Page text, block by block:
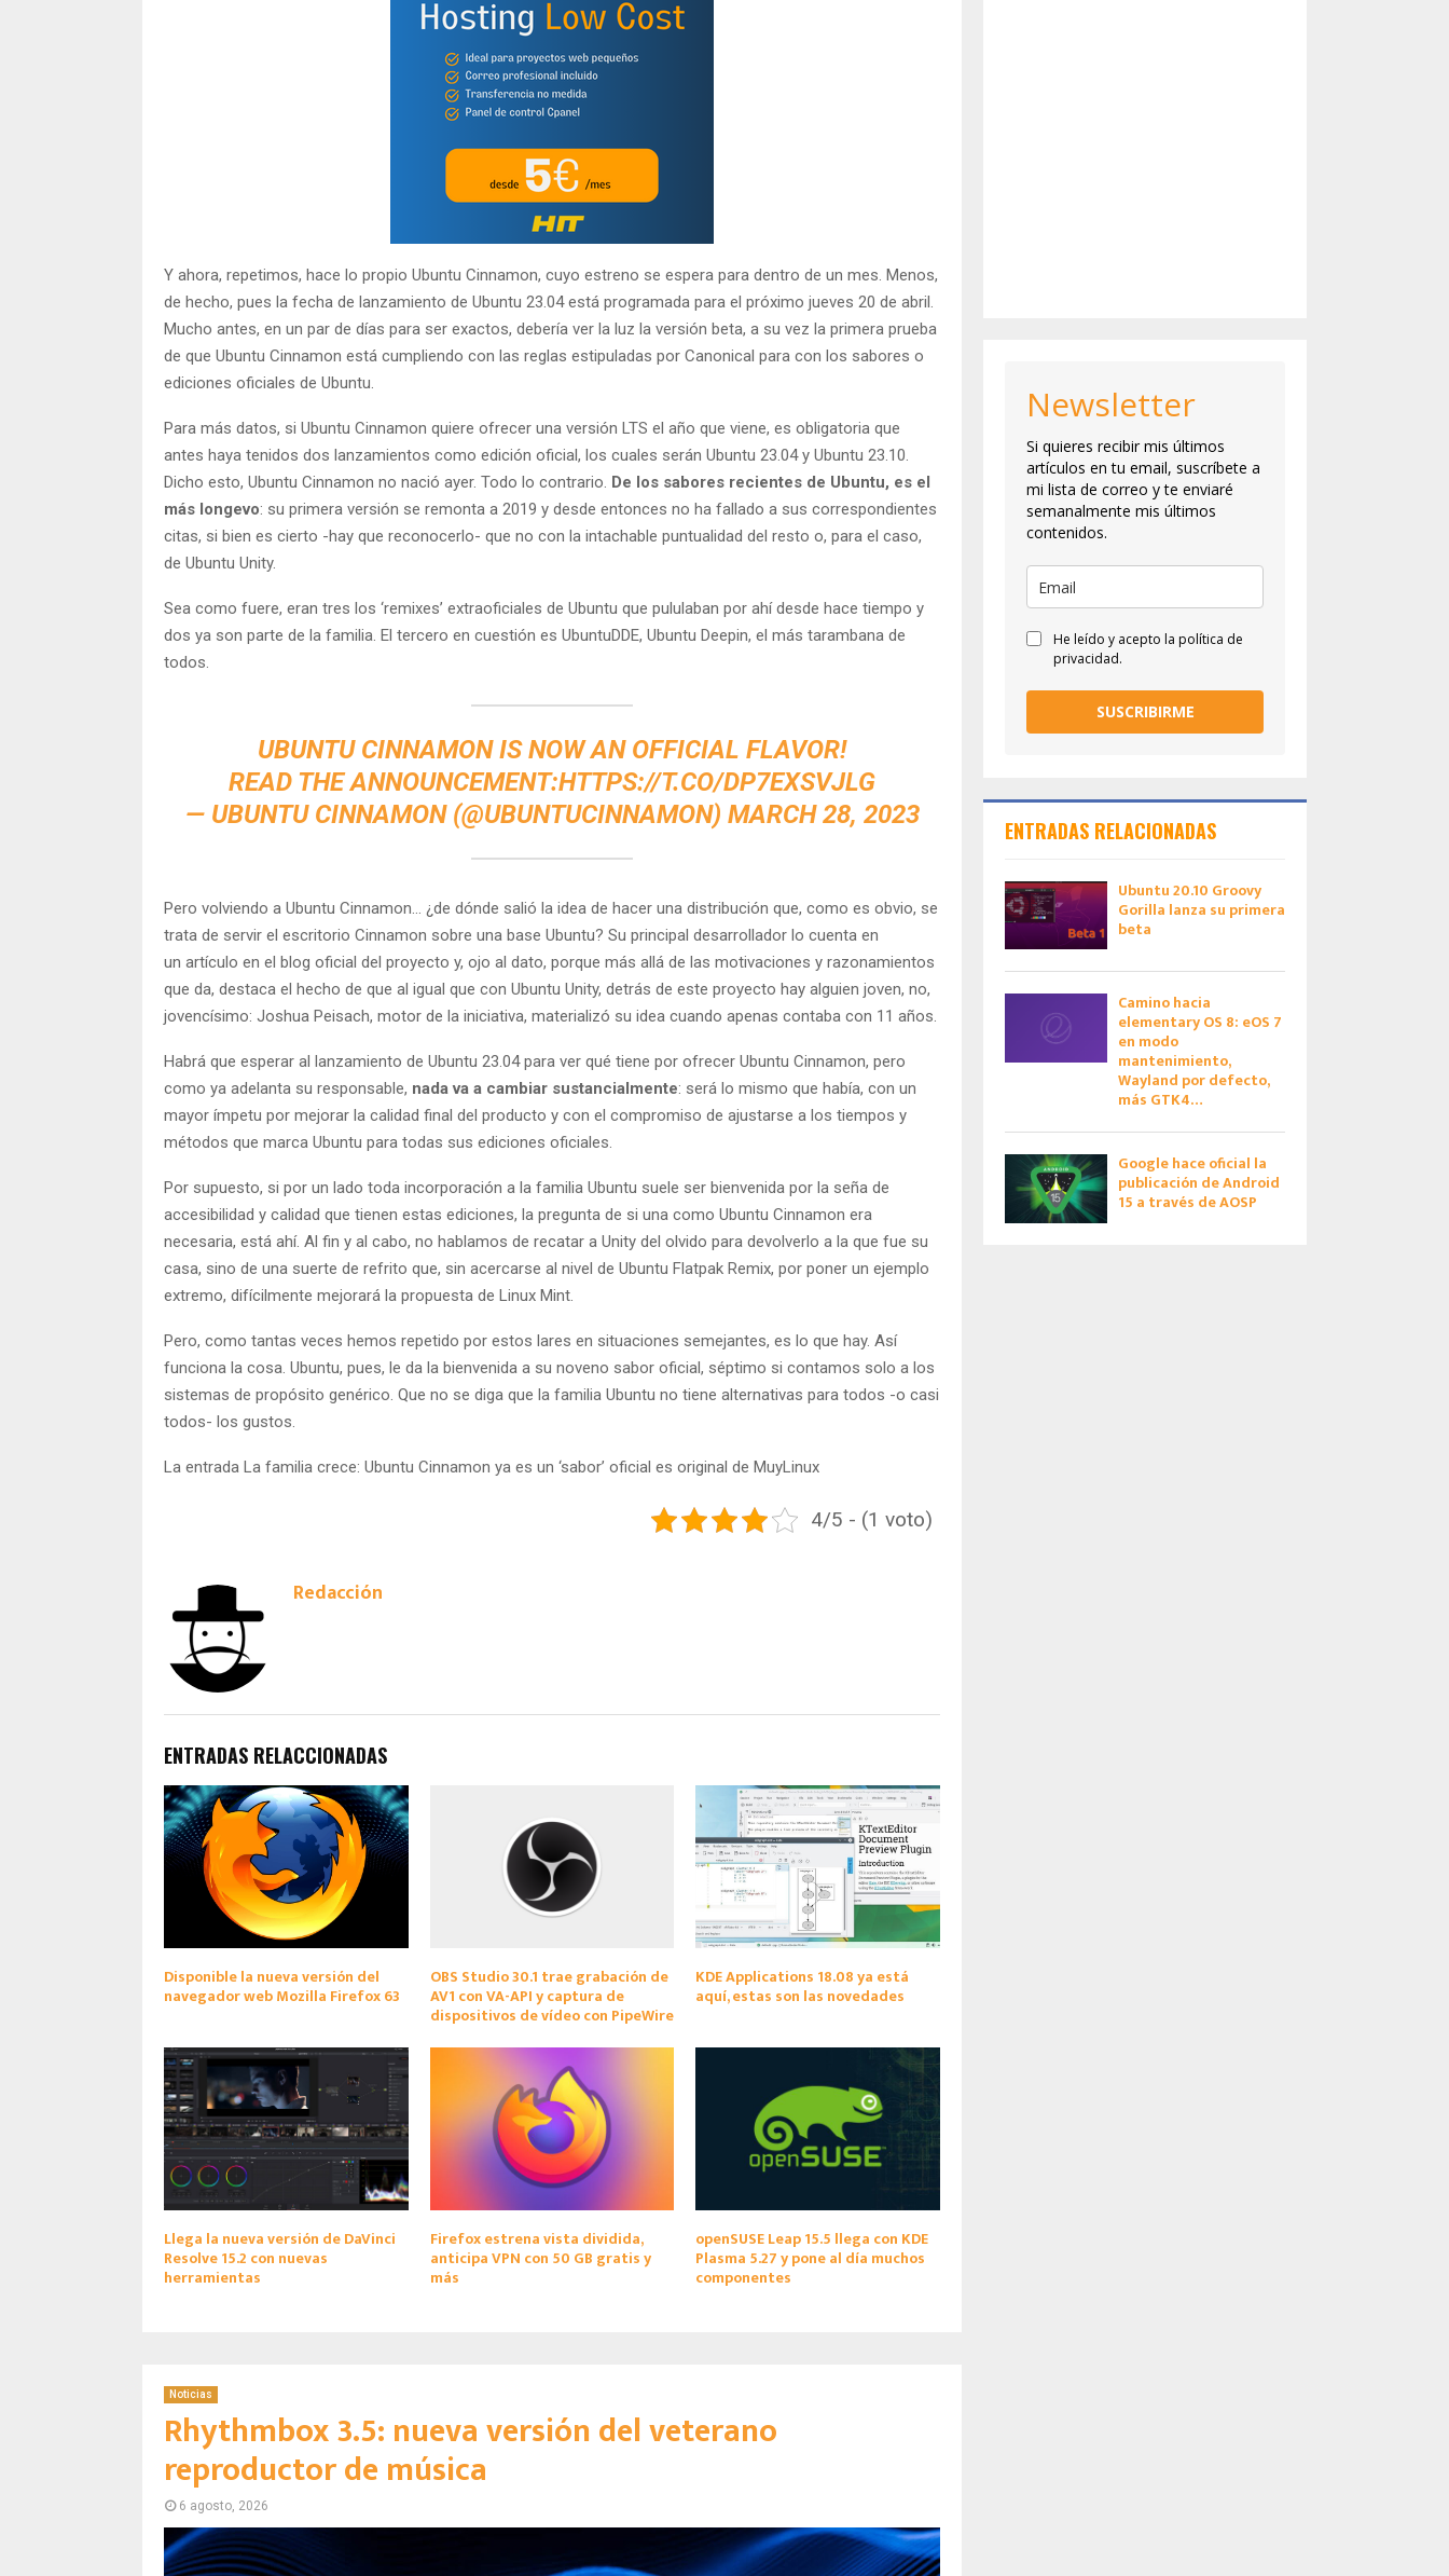
Y ahora, repetimos, hace lo propio Ubuntu Cinnamon, cuyo estreno se espera para dentro de un mes. Menos,
de hecho, pues la fecha de lanzamiento de Ubuntu 23.04 está programada para el próximo jueves 20 de abril.
Mucho antes, en un par de días para ser exactos, debería ver la luz la versión beta, a su vez la primera prueba
de que Ubuntu Cinnamon está cumpliendo con las reglas estipuladas por Canonical para con los sabores o
ediciones oficiales de Ubuntu.
Para más datos, si Ubuntu Cinnamon quiere ofrecer una versión LTS el año que viene, es obligatoria que
antes haya tenidos dos lanzamientos como edición oficial, los cuales serán Ubuntu 23.04 y Ubuntu 23.10.
Dicho esto, Ubuntu Cinnamon no nació ayer. Todo lo contrario. De los sabores recientes de Ubuntu, es el
más longevo: su primera versión se remonta a 2019 y desde entonces no ha fallado a sus correspondientes
citas, si bien es cierto -hay que reconocerlo- que no con la intachable puntualidad del resto o, para el caso,
de Ubuntu Unity.
Sea como fuere, eran tres los ‘remixes’ extraoficiales de Ubuntu que pululaban por ahí desde hace tiempo y
dos ya son parte de la familia. El tercero en cuestión es UbuntuDDE, Ubuntu Deepin, el más tarambana de
todos.
UBUNTU CINNAMON IS NOW AN OFFICIAL FLAVOR!
READ THE ANNOUNCEMENT:HTTPS://T.CO/DP7EXSVJLG
— UBUNTU CINNAMON (@UBUNTUCINNAMON) MARCH 28, 2023
Pero volviendo a Ubuntu Cinnamon… ¿de dónde salió la idea de hacer una distribución que, como es obvio, se
trata de servir el escritorio Cinnamon sobre una base Ubuntu? Su principal desarrollador lo cuenta en
un artículo en el blog oficial del proyecto y, ojo al dato, porque más allá de las motivaciones y razonamientos
que da, destaca el hecho de que al igual que con Ubuntu Unity, detrás de este proyecto hay alguien joven, no,
jovencísimo: Joshua Peisach, motor de la iniciativa, materializó su idea cuando apenas contaba con 11 años.
Habrá que esperar al lanzamiento de Ubuntu 23.04 para ver qué tiene por ofrecer Ubuntu Cinnamon, pero
como ya adelanta su responsable, nada va a cambiar sustancialmente: será lo mismo que había, con un
mayor ímpetu por mejorar la calidad final del producto y con el compromiso de ajustarse a los tiempos y
métodos que marca Ubuntu para todas sus ediciones oficiales.
Por supuesto, si por un lado toda incorporación a la familia Ubuntu suele ser bienvenida por la seña de
accesibilidad y calidad que tienen estas ediciones, la pregunta de si una como Ubuntu Cinnamon era
necesaria, está ahí. Al fin y al cabo, no hablamos de recatar a Unity del olvido para devolverlo a la que fue su
casa, sino de una suerte de refrito que, sin acercarse al nivel de Ubuntu Flatpak Remix, por poner un ejemplo
extremo, difícilmente mejorará la propuesta de Linux Mint.
Pero, como tantas veces hemos repetido por estos lares en situaciones semejantes, es lo que hay. Así
funciona la cosa. Ubuntu, pues, le da la bienvenida a su noveno sabor oficial, séptimo si contamos solo a los
sistemas de propósito genérico. Que no se diga que la familia Ubuntu no tiene alternativas para todos -o casi
todos- los gustos.
La entrada La familia crece: Ubuntu Cinnamon ya es un ‘sabor’ oficial es original de MuyLinux
4/5 - (1 voto)
Redacción
ENTRADAS RELACCIONADAS
Disponible la nueva versión del
navegador web Mozilla Firefox 63
OBS Studio 30.1 trae grabación de
AV1 con VA-API y captura de
dispositivos de vídeo con PipeWire
KDE Applications 18.08 ya está
aquí, estas son las novedades
Llega la nueva versión de DaVinci
Resolve 15.2 con nuevas
herramientas
Firefox estrena vista dividida,
anticipa VPN con 50 GB gratis y
más
openSUSE Leap 15.5 llega con KDE
Plasma 5.27 y pone al día muchos
componentes
Noticias
Rhythmbox 3.5: nueva versión del veterano
reproductor de música
6 agosto, 2026
Newsletter
Si quieres recibir mis últimos
artículos en tu email, suscríbete a
mi lista de correo y te enviaré
semanalmente mis últimos
contenidos.
He leído y acepto la política de
privacidad.
SUSCRIBIRME
ENTRADAS RELACIONADAS
Ubuntu 20.10 Groovy
Gorilla lanza su primera
beta
Camino hacia
elementary OS 8: eOS 7
en modo
mantenimiento,
Wayland por defecto,
más GTK4…
Google hace oficial la
publicación de Android
15 a través de AOSP